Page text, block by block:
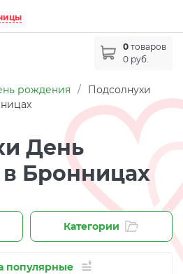
0 товаров
0 руб.
рождения /
Подсолнухи
День
Бронницах
Категории
популярные